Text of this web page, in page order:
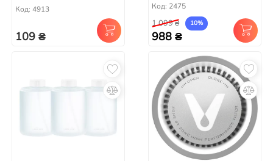
Код: 4913
109 ₴
Код: 2475
1 099 ₴ 10%
988 ₴